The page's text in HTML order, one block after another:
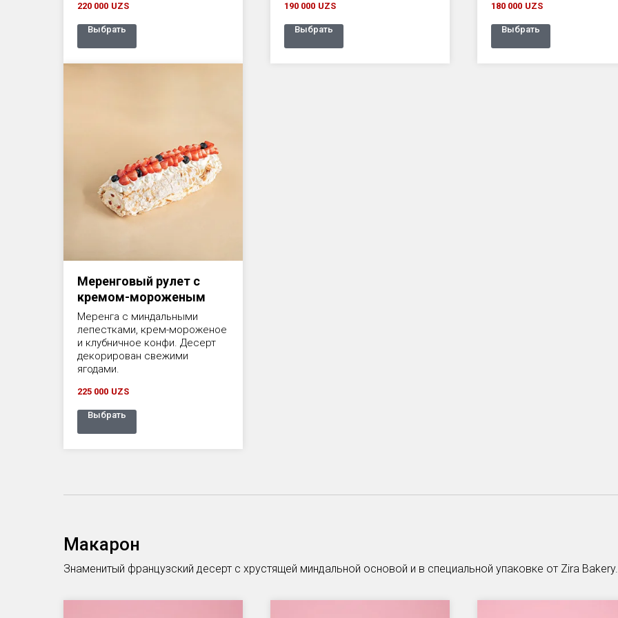
220 000 UZS
Выбрать
190 000 UZS
Выбрать
180 000 UZS
Выбрать
Меренговый рулет с
кремом-мороженым
Меренга с миндальными
лепестками, крем-мороженое
и клубничное конфи. Десерт
декорирован свежими
ягодами.
225 000 UZS
Выбрать
Макарон
Знаменитый французский десерт с хрустящей миндальной основой и в специальной упаковке от Zira Bakery.